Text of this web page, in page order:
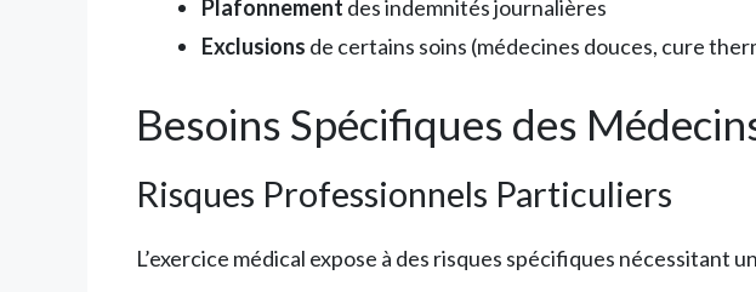
Plafonnement des indemnités journalières
Exclusions de certains soins (médecines douces, cure
Besoins Spécifiques des
Risques Professionnels Particuliers
L’exercice médical expose à des risques spécifiques nécessitant